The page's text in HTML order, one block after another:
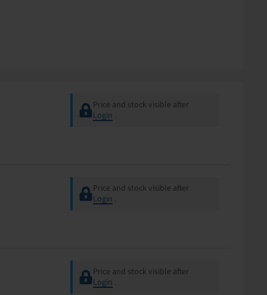
Price and stock visible after
Login .
Price and stock visible after
Login .
Price and stock visible after
Login .